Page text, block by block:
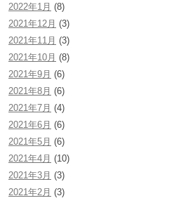
2022年1月 (8)
2021年12月 (3)
2021年11月 (3)
2021年10月 (8)
2021年9月 (6)
2021年8月 (6)
2021年7月 (4)
2021年6月 (6)
2021年5月 (6)
2021年4月 (10)
2021年3月 (3)
2021年2月 (3)